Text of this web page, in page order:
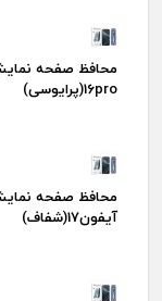
16pro(پرایوسی)
آیفون17(شفاف)